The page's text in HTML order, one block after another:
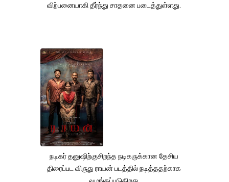
விற்பனையாகி தீர்ந்து சாதனை படைத்துள்ளது.
நடிகர் தனுஷிற்குசிறந்த நடிகருக்கான தேசிய
திரைப்பட விருது ராயன் படத்தில் நடித்ததற்காக